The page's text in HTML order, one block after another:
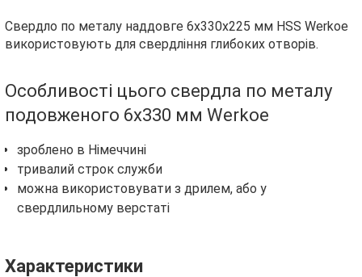
Свердло по металу наддовге 6х330х225 мм HSS Werkoe
використовують для свердління глибоких отворів.
Особливості цього свердла по металу
подовженого 6х330 мм Werkoe
зроблено в Німеччині
тривалий строк служби
можна використовувати з дрилем, або у
свердлильному верстаті
Характеристики